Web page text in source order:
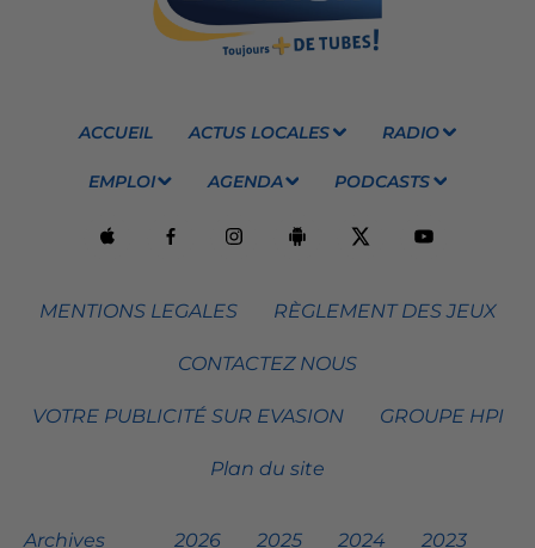
ACCUEIL ACTUS LOCALES RADIO
EMPLOI AGENDA PODCASTS
MENTIONS LEGALES RÈGLEMENT DES JEUX
CONTACTEZ NOUS
VOTRE PUBLICITÉ SUR EVASION GROUPE HPI
Plan du site
Archives 2026 2025 2024 2023